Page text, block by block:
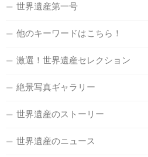
世界遺産第一号
他のキーワードはこちら！
激選！世界遺産セレクション
絶景写真ギャラリー
世界遺産のストーリー
世界遺産のニュース